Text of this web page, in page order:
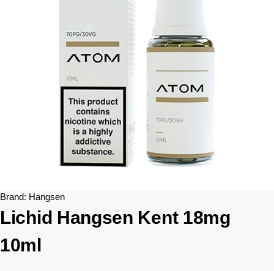
Brand: Hangsen
Lichid Hangsen Kent 18mg
10ml